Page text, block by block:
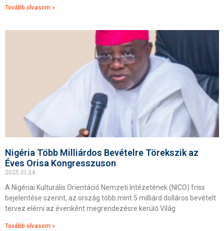
Tovább olvasom »
Nigéria Több Milliárdos Bevételre Törekszik az
Éves Orisa Kongresszuson
2025.01.24.
A Nigériai Kulturális Orientáció Nemzeti Intézetének (NICO) friss
bejelentése szerint, az ország több mint 5 milliárd dolláros bevételt
tervez elérni az évenként megrendezésre kerülő Világ
Tovább olvasom »